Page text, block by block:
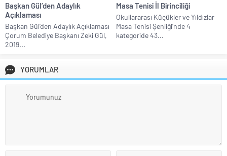
Başkan Gül’den Adaylık
Açıklaması
Başkan Gül’den Adaylık Açıklaması
Çorum Belediye Başkanı Zeki Gül,
2019...
Masa Tenisi İl Birinciliği
Okullararası Küçükler ve Yıldızlar
Masa Tenisi Şenliği’nde 4
kategoride 43...
YORUMLAR